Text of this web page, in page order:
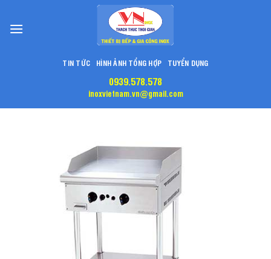
content
TIN TỨC HÌNH ẢNH TỔNG HỢP TUYỂN DỤNG
0939.578.578
inoxvietnam.vn@gmail.com